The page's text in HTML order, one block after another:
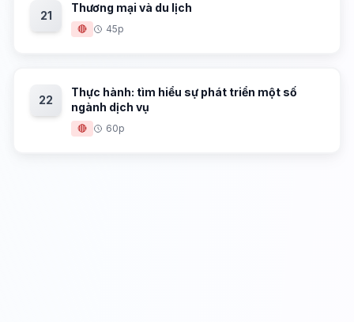
21
Thương mại và du lịch
🔴 45p
22
Thực hành: tìm hiểu sự phát triển một số
ngành dịch vụ
🔴 60p